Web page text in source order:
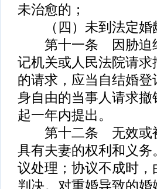
未治愈的；
（四）未到法定婚
第十一条 因胁迫结
记机关或人民法院请
的请求，应当自结婚
身自由的当事人请求
起一年内提出。
第十二条 无效或被
具有夫妻的权利和义
议处理；协议不成时
判决。对重婚导致的